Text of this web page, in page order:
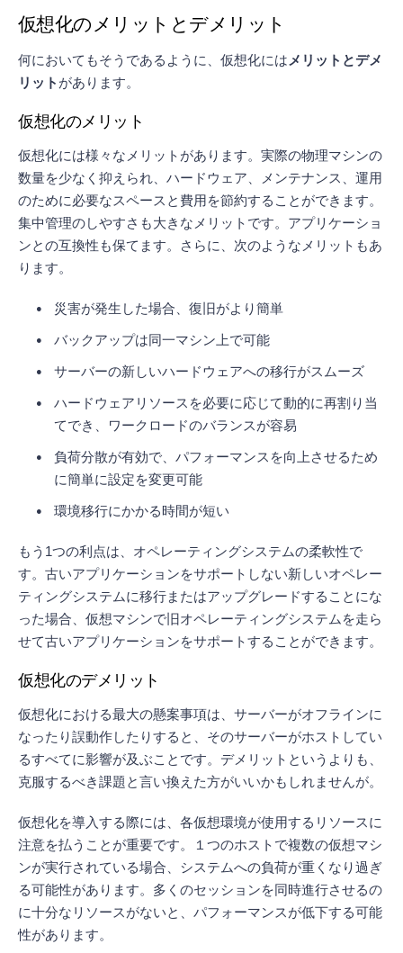
仮想化のメリットとデメリット
何においてもそうであるように、仮想化には メリットとデメ
リット があります。
仮想化のメリット
仮想化には様々なメリットがあります。実際の物理マシンの
数量を少なく抑えられ、ハードウェア、メンテナンス、運用
のために必要なスペースと費用を節約することができます。
集中管理のしやすさも大きなメリットです。アプリケーショ
ンとの互換性も保てます。さらに、次のようなメリットもあ
ります。
災害が発生した場合、復旧がより簡単
バックアップは同一マシン上で可能
サーバーの新しいハードウェアへの移行がスムーズ
ハードウェアリソースを必要に応じて動的に再割り当
てでき、ワークロードのバランスが容易
負荷分散が有効で、パフォーマンスを向上させるため
に簡単に設定を変更可能
環境移行にかかる時間が短い
もう1つの利点は、オペレーティングシステムの柔軟性で
す。古いアプリケーションをサポートしない新しいオペレー
ティングシステムに移行またはアップグレードすることにな
った場合、仮想マシンで旧オペレーティングシステムを走ら
せて古いアプリケーションをサポートすることができます。
仮想化のデメリット
仮想化における最大の懸案事項は、サーバーがオフラインに
なったり誤動作したりすると、そのサーバーがホストしてい
るすべてに影響が及ぶことです。デメリットというよりも、
克服するべき課題と言い換えた方がいいかもしれませんが。
仮想化を導入する際には、各仮想環境が使用するリソースに
注意を払うことが重要です。１つのホストで複数の仮想マシ
ンが実行されている場合、システムへの負荷が重くなり過ぎ
る可能性があります。多くのセッションを同時進行させるの
に十分なリソースがないと、パフォーマンスが低下する可能
性があります。